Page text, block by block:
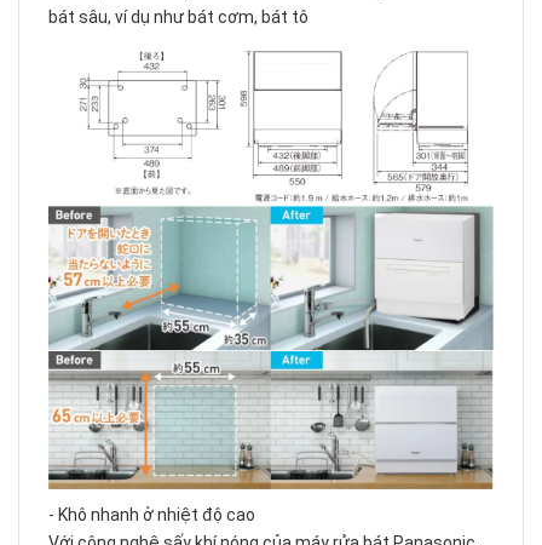
bát sâu, ví dụ như bát cơm, bát tô
- Khô nhanh ở nhiệt độ cao